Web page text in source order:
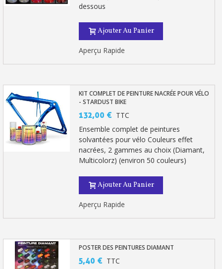
dessous
Ajouter Au Panier
Aperçu Rapide
KIT COMPLET DE PEINTURE NACRÉE POUR VÉLO
- STARDUST BIKE
132,00 € TTC
Ensemble complet de peintures
solvantées pour vélo Couleurs effet
nacrées, 2 gammes au choix (Diamant,
Multicolorz) (environ 50 couleurs)
Ajouter Au Panier
Aperçu Rapide
POSTER DES PEINTURES DIAMANT
5,40 € TTC